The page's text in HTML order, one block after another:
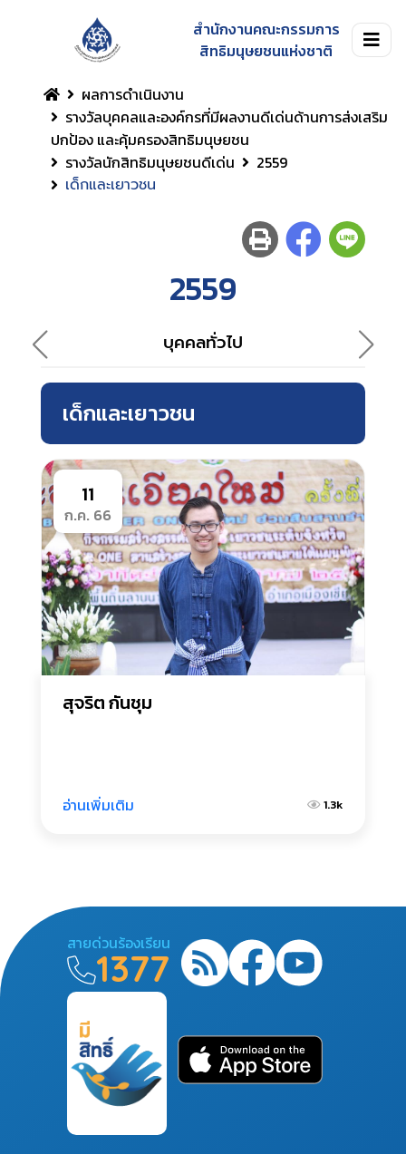
สำนักงานคณะกรรมการ
สิทธิมนุษยชนแห่งชาติ
ผลการดำเนินงาน
รางวัลบุคคลและองค์กรที่มีผลงานดีเด่นด้านการส่งเสริม
ปกป้อง และคุ้มครองสิทธิมนุษยชน
รางวัลนักสิทธิมนุษยชนดีเด่น
2559
เด็กและเยาวชน
2559
บุคคลทั่วไป
เด็กและเยาวชน
11
ก.ค. 66
สุจริต กันชุม
อ่านเพิ่มเติม 1.3k
สายด่วนร้องเรียน
1377